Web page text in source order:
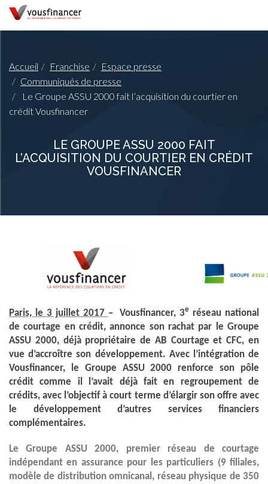
Accueil Franchise
Espace presse
Communiqués de presse
Le Groupe ASSU 2000 fait l’acquisition du courtier en
crédit Vousfinancer
LE GROUPE ASSU 2000 FAIT
L’ACQUISITION DU COURTIER EN CRÉDIT
VOUSFINANCER
Paris, le 3 juillet 2017 – Vousfinancer, 3e réseau national
de courtage en crédit, annonce son rachat par le Groupe
ASSU 2000, déjà propriétaire de AB Courtage et CFC, en
vue d’accroître son développement. Avec l’intégration de
Vousfinancer, le Groupe ASSU 2000 renforce son pôle
crédit comme il l’avait déjà fait en regroupement de
crédits, avec l’objectif à court terme d’élargir son offre avec
le développement d’autres services financiers
complémentaires.
Le Groupe ASSU 2000, premier réseau de courtage
indépendant en assurance pour les particuliers (9 filiales,
modèle de distribution omnicanal, réseau physique de 350